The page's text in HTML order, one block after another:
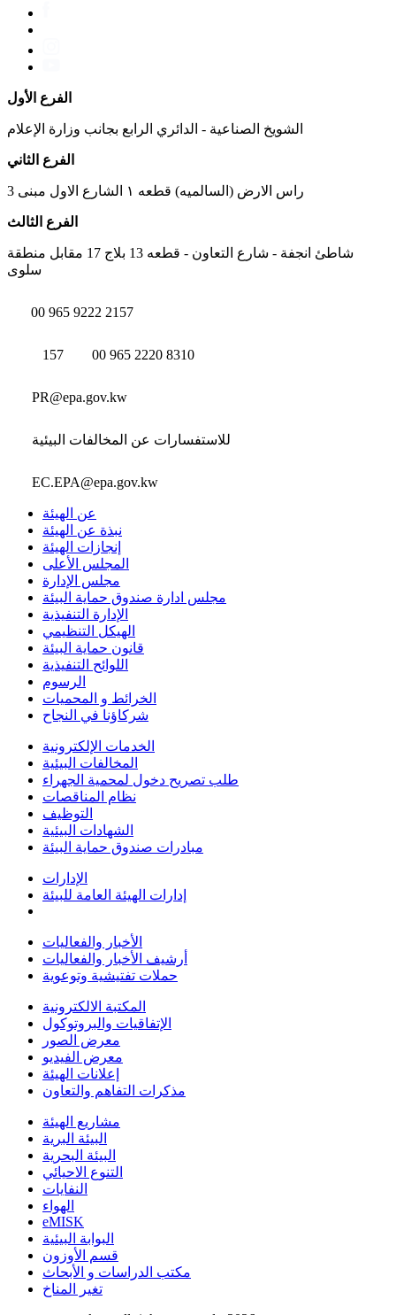
الفرع الأول
الشويخ الصناعية - الدائري الرابع بجانب وزارة الإعلام
الفرع الثاني
راس الارض (السالميه) قطعه ١ الشارع الاول مبنى 3
الفرع الثالث
شاطئ انجفة - شارع التعاون - قطعه 13 بلاج 17 مقابل منطقة
سلوى
00 965 9222 2157
157 00 965 2220 8310
PR@epa.gov.kw
للاستفسارات عن المخالفات البيئية
EC.EPA@epa.gov.kw
عن الهيئة
نبذة عن الهيئة
إنجازات الهيئة
المجلس الأعلى
مجلس الإدارة
مجلس ادارة صندوق حماية البيئة
الإدارة التنفيذية
الهيكل التنظيمي
قانون حماية البيئة
اللوائح التنفيذية
الرسوم
الخرائط و المحميات
شركاؤنا في النجاح
الخدمات الإلكترونية
المخالفات البيئية
طلب تصريح دخول لمحمية الجهراء
نظام المناقصات
التوظيف
الشهادات البيئية
مبادرات صندوق حماية البيئة
الإدارات
إدارات الهيئة العامة للبيئة
الأخبار والفعاليات
أرشيف الأخبار والفعاليات
حملات تفتيشية وتوعوية
المكتبة الالكترونية
الإتفاقيات والبروتوكول
معرض الصور
معرض الفيديو
إعلانات الهيئة
مذكرات التفاهم والتعاون
مشاريع الهيئة
البيئة البرية
البيئة البحرية
التنوع الاحيائي
النفايات
الهواء
eMISK
البوابة البيئية
قسم الأوزون
مكتب الدراسات و الأبحاث
تغير المناخ